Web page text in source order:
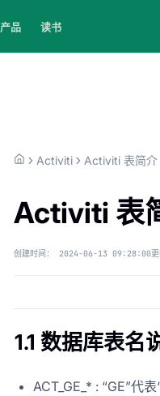
产品 读书
Activiti Activiti 表简介
Activiti 表
创建时间： 2024-06-13 09:28:00
1.1 数据库表名
ACT_GE_* : “GE”代